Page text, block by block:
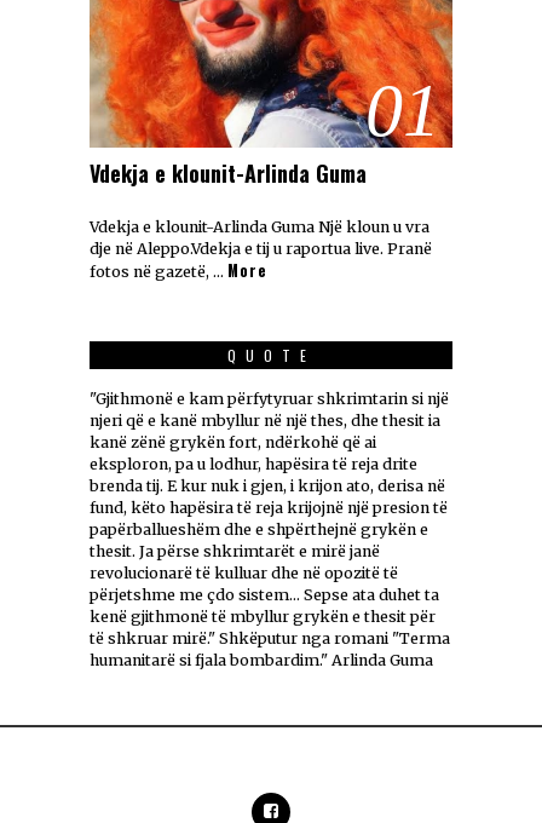
01
Vdekja e klounit-Arlinda Guma
Vdekja e klounit-Arlinda Guma Një kloun u vra
dje në Aleppo.Vdekja e tij u raportua live. Pranë
fotos në gazetë, … More
QUOTE
"Gjithmonë e kam përfytyruar shkrimtarin si një
njeri që e kanë mbyllur në një thes, dhe thesit ia
kanë zënë grykën fort, ndërkohë që ai
eksploron, pa u lodhur, hapësira të reja drite
brenda tij. E kur nuk i gjen, i krijon ato, derisa në
fund, këto hapësira të reja krijojnë një presion të
papërballueshëm dhe e shpërthejnë grykën e
thesit. Ja përse shkrimtarët e mirë janë
revolucionarë të kulluar dhe në opozitë të
përjetshme me çdo sistem... Sepse ata duhet ta
kenë gjithmonë të mbyllur grykën e thesit për
të shkruar mirë." Shkëputur nga romani "Terma
humanitarë si fjala bombardim." Arlinda Guma